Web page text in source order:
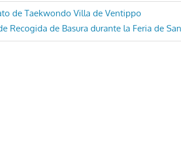
de Taekwondo Villa de Ventippo
Recogida de Basura durante la Feria de